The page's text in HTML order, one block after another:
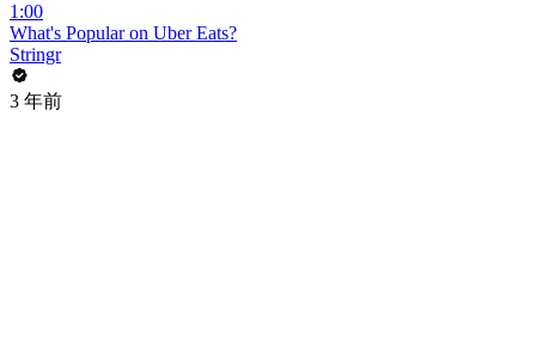
1:00
What's Popular on Uber Eats?
Stringr
3 年前